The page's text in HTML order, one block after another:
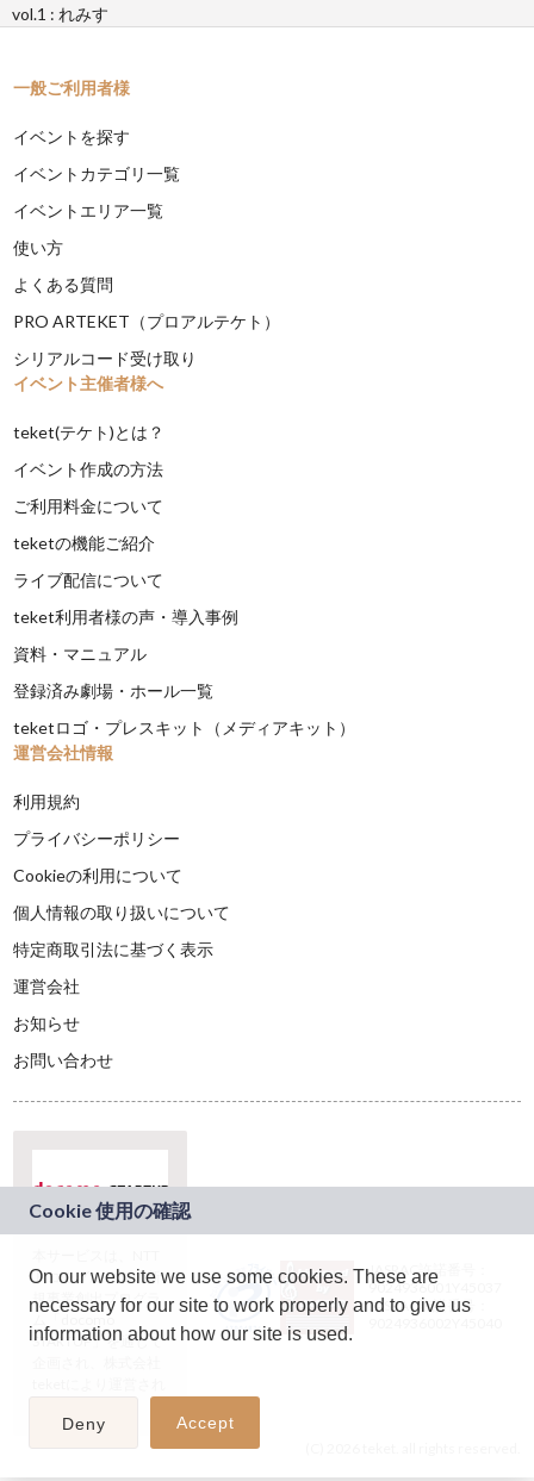
vol.1 : れみす
一般ご利用者様
イベントを探す
イベントカテゴリ一覧
イベントエリア一覧
使い方
よくある質問
PRO ARTEKET（プロアルテケト）
シリアルコード受け取り
イベント主催者様へ
teket(テケト)とは？
イベント作成の方法
ご利用料金について
teketの機能ご紹介
ライブ配信について
teket利用者様の声・導入事例
資料・マニュアル
登録済み劇場・ホール一覧
teketロゴ・プレスキット（メディアキット）
運営会社情報
利用規約
プライバシーポリシー
Cookieの利用について
個人情報の取り扱いについて
特定商取引法に基づく表示
運営会社
お知らせ
お問い合わせ
ドコモグループの新
規事業創出プログラ
ム「docomo
STARTUP」を通じて
JASRAC許諾番号：
9024936001Y45037
JASRAC許諾番号：
On our website we use some cookies. These are
necessary for our site to work properly and to give us
information about how our site is used.
Deny Accept